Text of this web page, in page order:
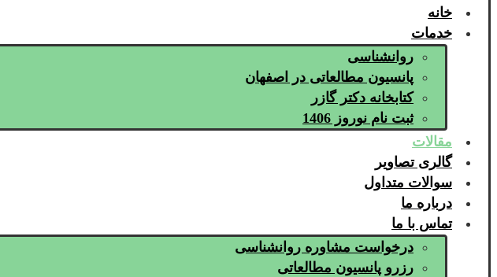
خانه
خدمات
روانشناسی
پانسیون مطالعاتی در اصفهان
کتابخانه دکتر گازر
ثبت نام نوروز 1406
مقالات
گالری تصاویر
سوالات متداول
درباره ما
تماس با ما
درخواست مشاوره روانشناسی
رزرو پانسیون مطالعاتی